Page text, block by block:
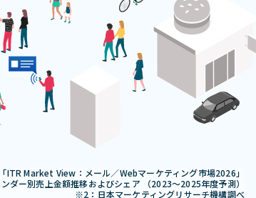
ITR Market View：メール／Webマーケティング市場2026」
ダー別売上金額推移およびシェア （2023～2025年度予測）
日本マーケティングリサーチ機構調べ